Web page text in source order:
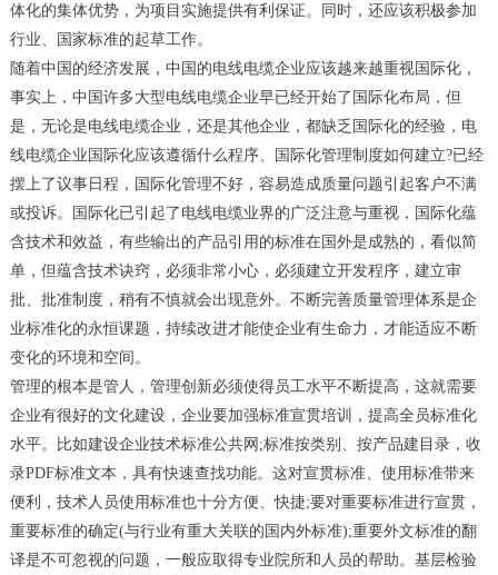
体化的集体优势，为项目实施提供有利保证。同时，还应该积极参加
行业、国家标准的起草工作。
随着中国的经济发展，中国的电线电缆企业应该越来越重视国际化，
事实上，中国许多大型电线电缆企业早已经开始了国际化布局，但
是，无论是电线电缆企业，还是其他企业，都缺乏国际化的经验，电
线电缆企业国际化应该遵循什么程序、国际化管理制度如何建立?已经
摆上了议事日程，国际化管理不好，容易造成质量问题引起客户不满
或投诉。国际化已引起了电线电缆业界的广泛注意与重视，国际化蕴
含技术和效益，有些输出的产品引用的标准在国外是成熟的，看似简
单，但蕴含技术诀窍，必须非常小心，必须建立开发程序，建立审
批、批准制度，稍有不慎就会出现意外。不断完善质量管理体系是企
业标准化的永恒课题，持续改进才能使企业有生命力，才能适应不断
变化的环境和空间。
管理的根本是管人，管理创新必须使得员工水平不断提高，这就需要
企业有很好的文化建设，企业要加强标准宣贯培训，提高全员标准化
水平。比如建设企业技术标准公共网;标准按类别、按产品建目录，收
录PDF标准文本，具有快速查找功能。这对宣贯标准、使用标准带来
便利，技术人员使用标准也十分方便、快捷;要对重要标准进行宣贯，
重要标准的确定(与行业有重大关联的国内外标准);重要外文标准的翻
译是不可忽视的问题，一般应取得专业院所和人员的帮助。基层检验